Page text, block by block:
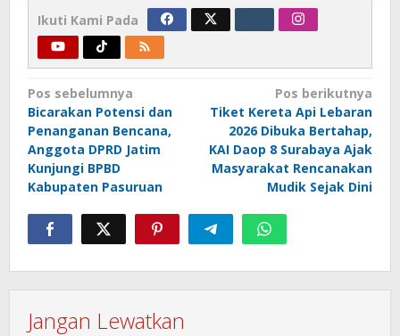
Ikuti Kami Pada
Navigasi
pos
Pos sebelumnya
Bicarakan Potensi dan
Penanganan Bencana,
Anggota DPRD Jatim
Kunjungi BPBD
Kabupaten Pasuruan
Pos berikutnya
Tiket Kereta Api Lebaran
2026 Dibuka Bertahap,
KAI Daop 8 Surabaya Ajak
Masyarakat Rencanakan
Mudik Sejak Dini
Jangan Lewatkan